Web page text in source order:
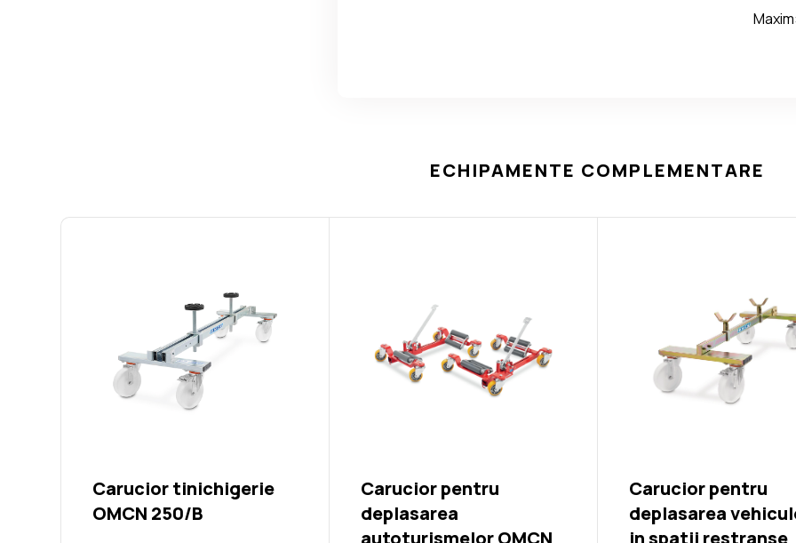
Maxim:
ECHIPAMENTE COMPLEMENTARE
Carucior tinichigerie
OMCN 250/B
Carucior pentru
deplasarea
autoturismelor OMCN
Carucior pentru
deplasarea
in spatii restranse